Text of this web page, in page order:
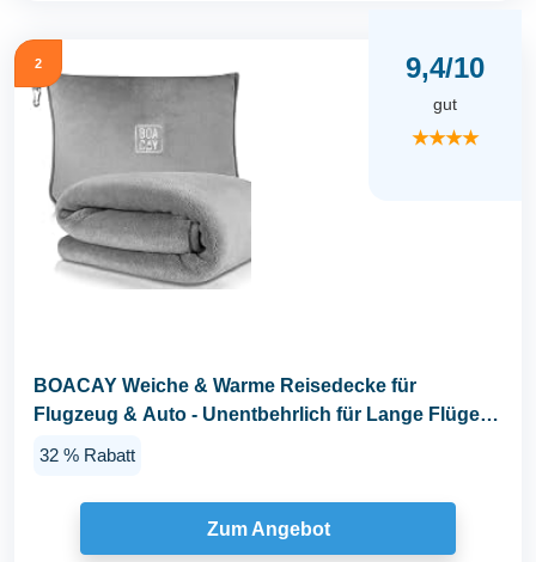
2 9,4/10
gut
★★★★
BOACAY Weiche & Warme Reisedecke für
Flugzeug & Auto - Unentbehrlich für Lange Flüge
32 % Rabatt
Zum Angebot